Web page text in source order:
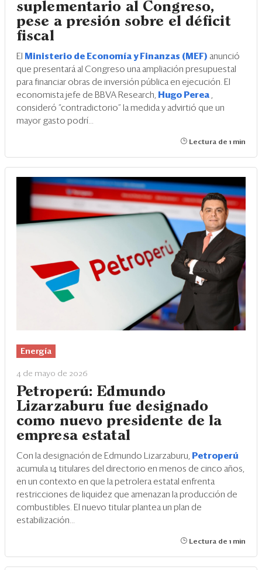
Edición Impresa
suplementario al Congreso,
pese a presión sobre el déficit
fiscal
El Ministerio de Economía y Finanzas (MEF) anunció
que presentará al Congreso una ampliación presupuestal
para financiar obras de inversión pública en ejecución. El
economista jefe de BBVA Research, Hugo Perea ,
consideró “contradictorio” la medida y advirtió que un
mayor gasto podrí...
Lectura de 1 min
Energía
4 de mayo de 2026
Petroperú: Edmundo
Lizarzaburu fue designado
como nuevo presidente de la
empresa estatal
Con la designación de Edmundo Lizarzaburu,
Petroperú
acumula 14 titulares del directorio en menos de cinco años,
en un contexto en que la petrolera estatal enfrenta
restricciones de liquidez que amenazan la producción de
combustibles. El nuevo titular plantea un plan de
estabilización...
Lectura de 1 min